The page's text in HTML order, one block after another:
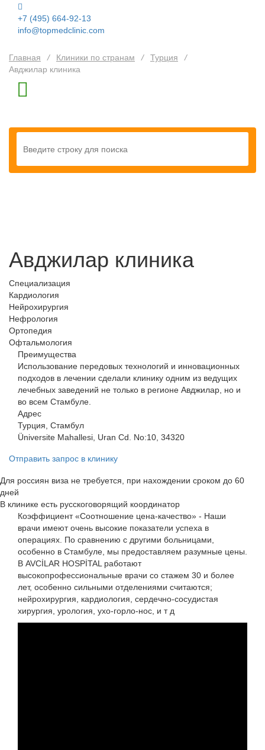
+7 (495) 664-92-13
info@topmedclinic.com
Главная / Клиники по странам / Турция
/
Авджилар клиника
Авджилар клиника
Специализация
Кардиология
Нейрохирургия
Нефрология
Ортопедия
Офтальмология
Преимущества
Использование передовых технологий и инновационных
подходов в лечении сделали клинику одним из ведущих
лечебных заведений не только в регионе Авджилар, но и
во всем Стамбуле.
Адрес
Турция, Стамбул
Üniversite Mahallesi, Uran Cd. No:10, 34320
Отправить запрос в клинику
Для россиян виза не требуется, при нахождении сроком до 60
дней
В клинике есть русскоговорящий координатор
Коэффициент «Соотношение цена-качество» - Наши
врачи имеют очень высокие показатели успеха в
операциях. По сравнению с другими больницами,
особенно в Стамбуле, мы предоставляем разумные цены.
В AVCİLAR HOSPİTAL работают
высокопрофессиональные врачи со стажем 30 и более
лет, особенно сильными отделениями считаются;
нейрохирургия, кардиология, сердечно-сосудистая
хирургия, урология, ухо-горло-нос, и т д